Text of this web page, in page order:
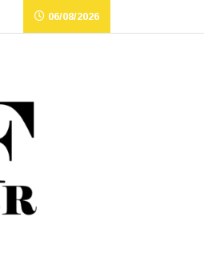
06/08/2026